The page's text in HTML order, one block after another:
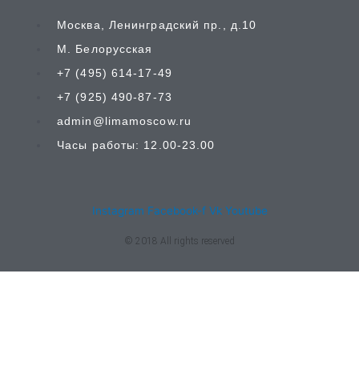
Москва, Ленинградский пр., д.10
М. Белорусская
+7 (495) 614-17-49
+7 (925) 490-87-73
admin@limamoscow.ru
Часы работы: 12.00-23.00
Instagram Facebook-f Vk Youtube
© 2018 All rights reserved